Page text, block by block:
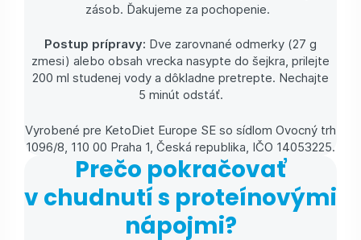
zásob. Ďakujeme za pochopenie.
Postup prípravy: Dve zarovnané odmerky (27 g
zmesi) alebo obsah vrecka nasypte do šejkra, prilejte
200 ml studenej vody a dôkladne pretrepte. Nechajte
5 minút odstáť.
Vyrobené pre KetoDiet Europe SE so sídlom Ovocný trh
1096/8, 110 00 Praha 1, Česká republika, IČO 14053225.
Prečo pokračovať
v chudnutí s proteínovými
nápojmi?